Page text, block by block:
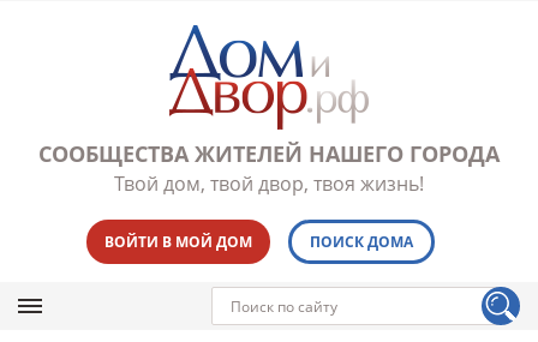
СООБЩЕСТВА ЖИТЕЛЕЙ НАШЕГО ГОРОДА
Твой дом, твой двор, твоя жизнь!
ВОЙТИ В МОЙ ДОМ ПОИСК ДОМА